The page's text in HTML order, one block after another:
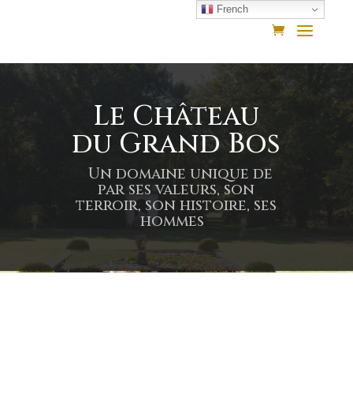
Le Château
du Grand Bos
Un domaine unique de
par ses valeurs, son
terroir, son histoire, ses
hommes
French